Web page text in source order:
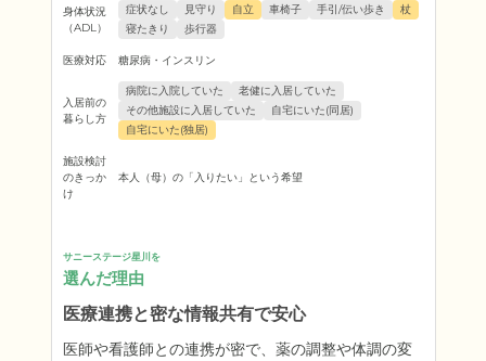
身体状況
（ADL）
症状なし 見守り 自立 車椅子 手引/伝い歩き
杖
寝たきり
歩行器
医療対応 糖尿病・インスリン
入居前の
暮らし方
病院に入院していた
老健に入居していた
その他施設に入居していた
自宅にいた(同居)
自宅にいた(独居)
施設検討
のきっか
け
本人（母）の「入りたい」という希望
サニーステージ星川を
選んだ理由
医療連携と密な情報共有で安心
医師や看護師との連携が密で、薬の調整や体調の変